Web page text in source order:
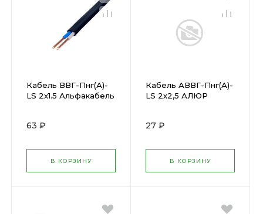
Кабель ВВГ-Пнг(А)-
LS 2х1.5 Альфакабель
63 ₽
В КОРЗИНУ
Кабель АВВГ-Пнг(А)-
LS 2х2,5 АЛЮР
27 ₽
В КОРЗИНУ